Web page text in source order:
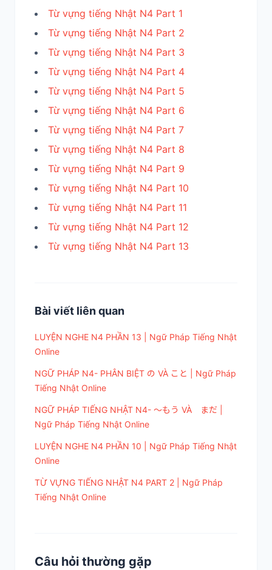
Từ vựng tiếng Nhật N4 Part 1
Từ vựng tiếng Nhật N4 Part 2
Từ vựng tiếng Nhật N4 Part 3
Từ vựng tiếng Nhật N4 Part 4
Từ vựng tiếng Nhật N4 Part 5
Từ vựng tiếng Nhật N4 Part 6
Từ vựng tiếng Nhật N4 Part 7
Từ vựng tiếng Nhật N4 Part 8
Từ vựng tiếng Nhật N4 Part 9
Từ vựng tiếng Nhật N4 Part 10
Từ vựng tiếng Nhật N4 Part 11
Từ vựng tiếng Nhật N4 Part 12
Từ vựng tiếng Nhật N4 Part 13
Bài viết liên quan
LUYỆN NGHE N4 PHẦN 13 | Ngữ Pháp Tiếng Nhật
Online
NGỮ PHÁP N4- PHÂN BIỆT の VÀ こと | Ngữ Pháp
Tiếng Nhật Online
NGỮ PHÁP TIẾNG NHẬT N4- ～もう VÀ まだ |
Ngữ Pháp Tiếng Nhật Online
LUYỆN NGHE N4 PHẦN 10 | Ngữ Pháp Tiếng Nhật
Online
TỪ VỰNG TIẾNG NHẬT N4 PART 2 | Ngữ Pháp
Tiếng Nhật Online
Câu hỏi thường gặp